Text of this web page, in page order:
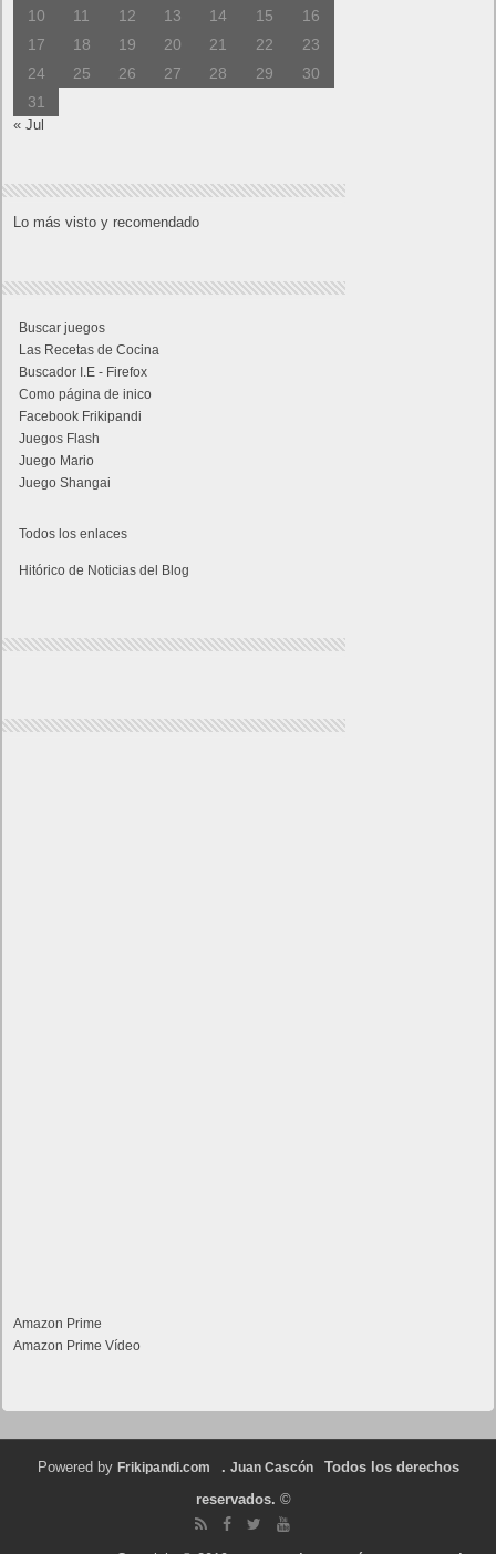
10
11 12 13 14 15
16
17
18 19 20 21 22
23
24
25 26 27 28 29
30
31
« Jul
Lo más visto y recomendado
Buscar juegos
Las Recetas de Cocina
Buscador I.E - Firefox
Como página de inico
Facebook Frikipandi
Juegos Flash
Juego Mario
Juego Shangai
Todos los enlaces
Hitórico de Noticias del Blog
Amazon Prime
Amazon Prime Vídeo
Powered by Frikipandi.com . Juan Cascón
Todos los derechos
reservados. ©